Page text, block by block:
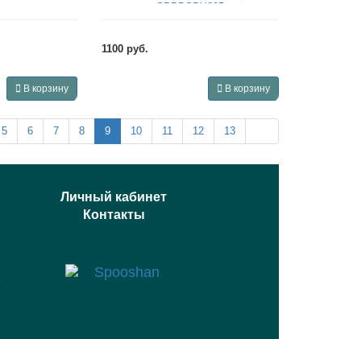
В корзину
SPBDSPY825
1100 руб.
В корзину
5 6 7 8 9 10 11 12 13
Личный кабинет
Контакты